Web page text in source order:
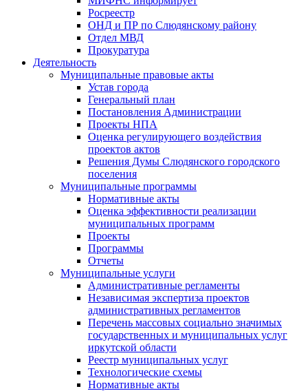
Росреестр
ОНД и ПР по Слюдянскому району
Отдел МВД
Прокуратура
Деятельность
Муниципальные правовые акты
Устав города
Генеральный план
Постановления Администрации
Проекты НПА
Оценка регулирующего воздействия
проектов актов
Решения Думы Слюдянского городского
поселения
Муниципальные программы
Нормативные акты
Оценка эффективности реализации
муниципальных программ
Проекты
Программы
Отчеты
Муниципальные услуги
Административные регламенты
Независимая экспертиза проектов
административных регламентов
Перечень массовых социально значимых
государственных и муниципальных услуг
иркутской области
Реестр муниципальных услуг
Технологические схемы
Нормативные акты